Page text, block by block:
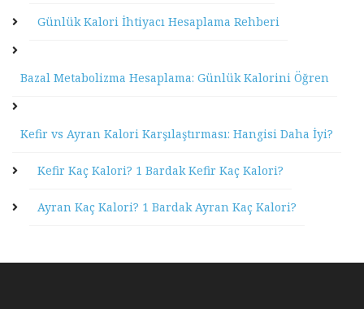
Günlük Kalori İhtiyacı Hesaplama Rehberi
Bazal Metabolizma Hesaplama: Günlük Kalorini Öğren
Kefir vs Ayran Kalori Karşılaştırması: Hangisi Daha İyi?
Kefir Kaç Kalori? 1 Bardak Kefir Kaç Kalori?
Ayran Kaç Kalori? 1 Bardak Ayran Kaç Kalori?